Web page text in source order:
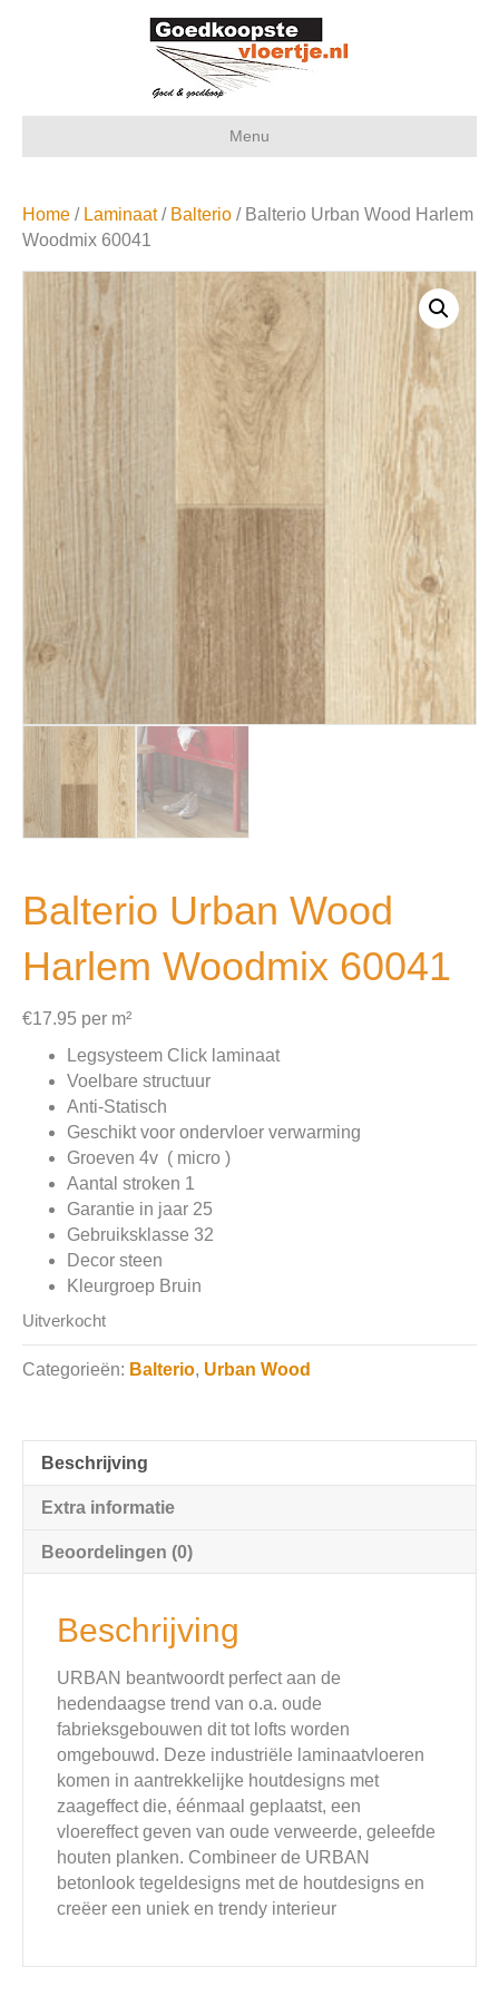
Menu
Home / Laminaat/ Balterio / Balterio Urban Wood Harlem
Woodmix 60041
Balterio Urban Wood
Harlem Woodmix 60041
€17.95 per m²
Legsysteem Click laminaat
Voelbare structuur
Anti-Statisch
Geschikt voor ondervloer verwarming
Groeven 4v ( micro )
Aantal stroken 1
Garantie in jaar 25
Gebruiksklasse 32
Decor steen
Kleurgroep Bruin
Uitverkocht
Categorieën: Balterio, Urban Wood
Beschrijving
Extra informatie
Beoordelingen (0)
Beschrijving
URBAN beantwoordt perfect aan de
hedendaagse trend van o.a. oude
fabrieksgebouwen dit tot lofts worden
omgebouwd. Deze industriële laminaatvloeren
komen in aantrekkelijke houtdesigns met
zaageffect die, éénmaal geplaatst, een
vloereffect geven van oude verweerde, geleefde
houten planken. Combineer de URBAN
betonlook tegeldesigns met de houtdesigns en
creëer een uniek en trendy interieur